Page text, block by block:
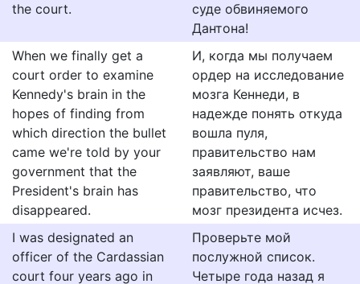
the court.
суде обвиняемого
Дантона!
When we finally get a
court order to examine
Kennedy's brain in the
hopes of finding from
which direction the bullet
came we're told by your
government that the
President's brain has
disappeared.
И, когда мы получаем
ордер на исследование
мозга Кеннеди, в
надежде понять откуда
вошла пуля,
правительство нам
заявляют, ваше
правительство, что
мозг президента исчез.
I was designated an
officer of the Cardassian
court four years ago in
Проверьте мой
послужной список.
Четыре года назад я